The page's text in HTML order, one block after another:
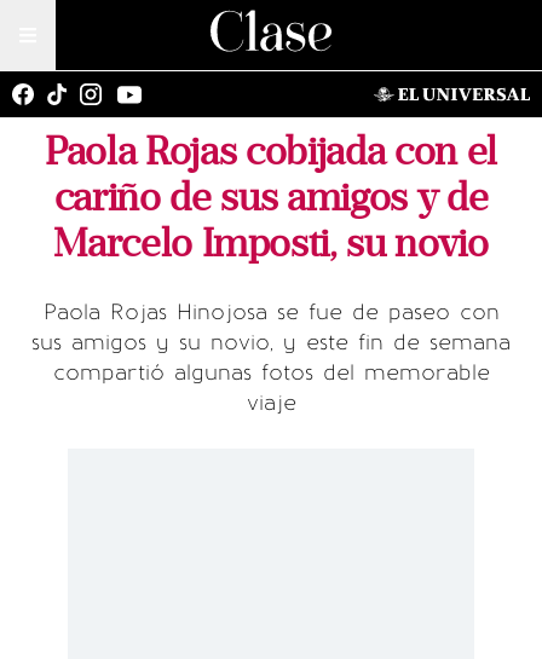
Paola Rojas cobijada con el
cariño de sus amigos y de
Marcelo Imposti, su novio
Paola Rojas Hinojosa se fue de paseo con
sus amigos y su novio, y este fin de semana
compartió algunas fotos del memorable
viaje